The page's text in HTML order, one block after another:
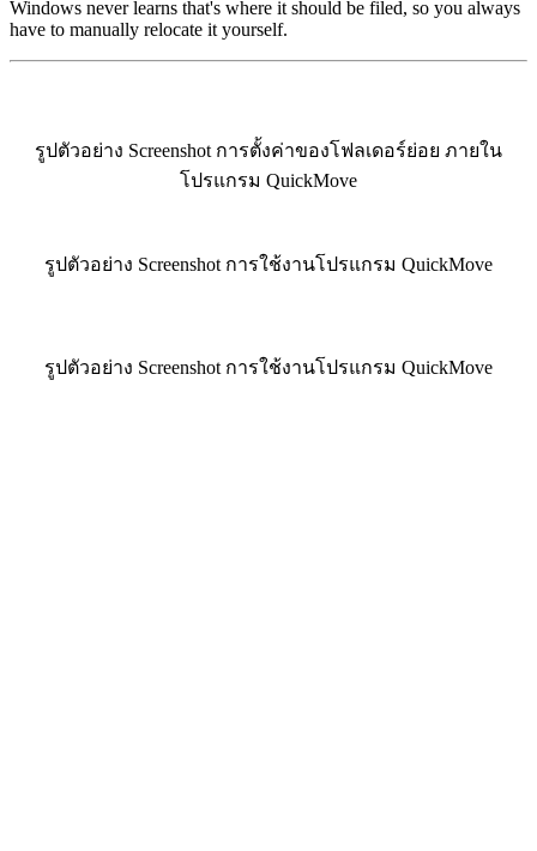
Windows never learns that's where it should be filed, so you always
have to manually relocate it yourself.
รูปตัวอย่าง Screenshot การตั้งค่าของโฟลเดอร์ย่อย ภายใน
โปรแกรม QuickMove
รูปตัวอย่าง Screenshot การใช้งานโปรแกรม QuickMove
รูปตัวอย่าง Screenshot การใช้งานโปรแกรม QuickMove